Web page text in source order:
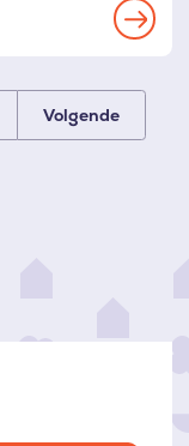
Read
Volgende